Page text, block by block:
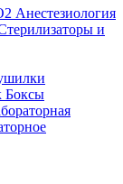
Анестезиология
и
Боксы